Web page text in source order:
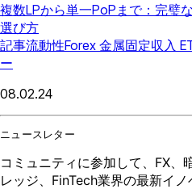
複数LPから単一PoPまで：完璧
選び方
記事流動性Forex 金属固定収入
ー
08.02.24
ニュースレター
コミュニティに参加して、FX、
レッジ、FinTech業界の最新イ